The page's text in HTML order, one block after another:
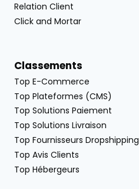
Relation Client
Click and Mortar
Classements
Top E-Commerce
Top Plateformes (CMS)
Top Solutions Paiement
Top Solutions Livraison
Top Fournisseurs Dropshipping
Top Avis Clients
Top Hébergeurs